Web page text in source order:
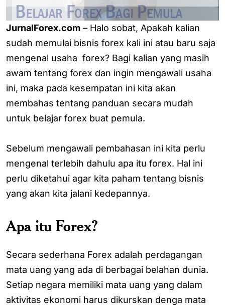
JurnalForex.com – Halo sobat, Apakah kalian
sudah memulai bisnis forex kali ini atau baru saja
mengenal usaha forex? Bagi kalian yang masih
awam tentang forex dan ingin mengawali usaha
ini, maka pada kesempatan ini kita akan
membahas tentang panduan secara mudah
untuk belajar forex buat pemula.
Sebelum mengawali pembahasan ini kita perlu
mengenal terlebih dahulu apa itu forex. Hal ini
perlu diketahui agar kita paham tentang bisnis
yang akan kita jalani kedepannya.
Apa itu Forex?
Secara sederhana Forex adalah perdagangan
mata uang yang ada di berbagai belahan dunia.
Setiap negara memiliki mata uang yang dalam
aktivitas ekonomi harus dikurskan denga mata